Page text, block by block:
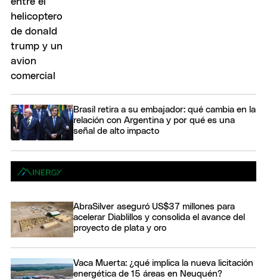
Brasil retira a su embajador: qué cambia en la
relación con Argentina y por qué es una
señal de alto impacto
AbraSilver aseguró US$37 millones para
acelerar Diablillos y consolida el avance del
proyecto de plata y oro
Vaca Muerta: ¿qué implica la nueva licitación
energética de 15 áreas en Neuquén?